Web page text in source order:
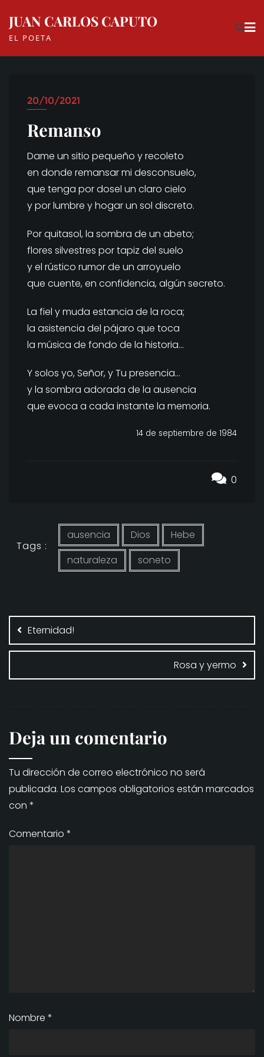
content
JUAN CARLOS CAPUTO
EL POETA
20/10/2021
Remanso
Dame un sitio pequeño y recoleto
en donde remansar mi desconsuelo,
que tenga por dosel un claro cielo
y por lumbre y hogar un sol discreto.
Por quitasol, la sombra de un abeto;
flores silvestres por tapiz del suelo
y el rústico rumor de un arroyuelo
que cuente, en confidencia, algún secreto.
La fiel y muda estancia de la roca;
la asistencia del pájaro que toca
la música de fondo de la historia…
Y solos yo, Señor, y Tu presencia…
y la sombra adorada de la ausencia
que evoca a cada instante la memoria.
14 de septiembre de 1984
0
Tags :
ausencia Dios
Hebe
naturaleza
soneto
Navegación
de
entradas
Eternidad!
Rosa y yermo
Deja un comentario
Tu dirección de correo electrónico no será
publicada. Los campos obligatorios están marcados
con *
Comentario *
Nombre *